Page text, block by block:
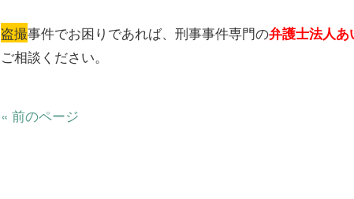
盗撮事件でお困りであれば、刑事事件専門の弁護士法人
ご相談ください。
« 前のページ